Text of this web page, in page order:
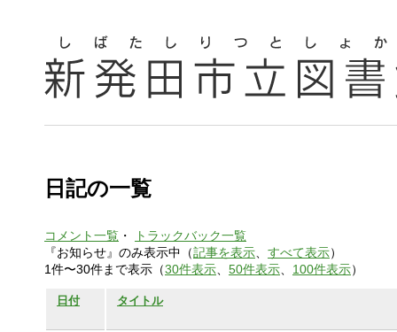
日記の一覧
コメント一覧 ・
トラックバック一覧
『お知らせ』のみ表示中（記事を表示 すべて表示）
1件〜30件まで表示（30件表示 50件表示 100件表示）
日付 タイトル